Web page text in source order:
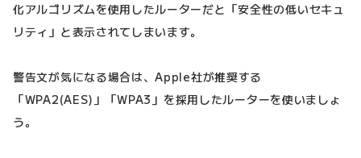
化アルゴリズムを使用したルーターだと「安全性の低いセキュ
リティ」と表示されてしまいます。
警告文が気になる場合は、Apple社が推奨する
「WPA2(AES)」「WPA3」を採用したルーターを使いましょ
う。